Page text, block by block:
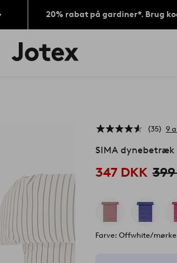
20% rabat på gardiner*. Brug
Jotex
logo
35 9
SIMA dynebetræk
347 DKK
Farve: Offwhite/